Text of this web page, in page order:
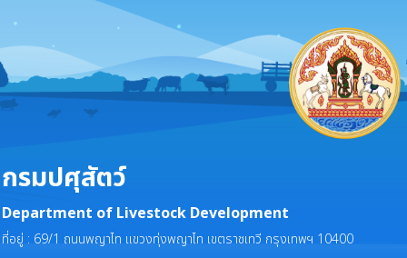
กรมปศุสัตว์
Department of Livestock Development
ที่อยู่ : 69/1 ถนนพญาไท แขวงทุ่งพญาไท เขตราชเทวี กรุงเทพฯ 10400